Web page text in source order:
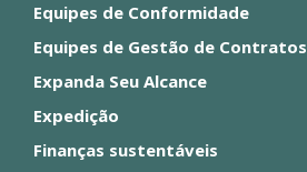
Equipes de Conformidade
Equipes de Gestão de Contratos
Expanda Seu Alcance
Expedição
Finanças sustentáveis